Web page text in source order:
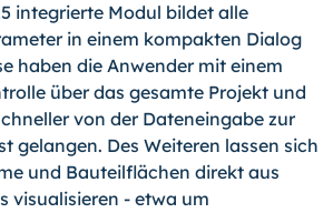
integrierte Modul bildet alle
in einem kompakten Dialog
haben die Anwender mit einem
über das gesamte Projekt und
von der Dateneingabe zur
gelangen. Des Weiteren lassen sich
und Bauteilflächen direkt aus
visualisieren - etwa um